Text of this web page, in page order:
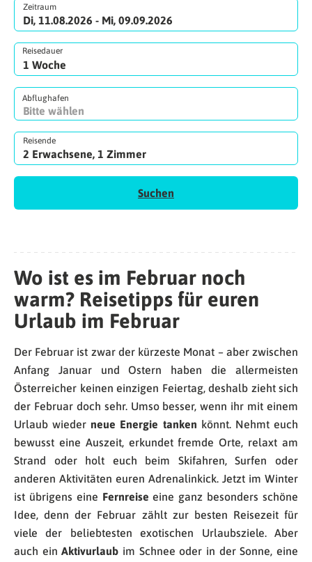
Zeitraum
Di, 11.08.2026 - Mi, 09.09.2026
Reisedauer
Abflughafen
Reisende
2 Erwachsene, 1 Zimmer
Suchen
Wo ist es im Februar noch
warm? Reisetipps für euren
Urlaub im Februar
Der Februar ist zwar der kürzeste Monat – aber zwischen
Anfang Januar und Ostern haben die allermeisten
Österreicher keinen einzigen Feiertag, deshalb zieht sich
der Februar doch sehr. Umso besser, wenn ihr mit einem
Urlaub wiederneue Energie tanken könnt. Nehmt euch
bewusst eine Auszeit, erkundet fremde Orte, relaxt am
Strand oder holt euch beim Skifahren, Surfen oder
anderen Aktivitäten euren Adrenalinkick. Jetzt im Winter
ist übrigens eine Fernreise eine ganz besonders schöne
Idee, denn der Februar zählt zur besten Reisezeit für
viele der beliebtesten exotischen Urlaubsziele. Aber
auch einAktivurlaub im Schnee oder in der Sonne, eine